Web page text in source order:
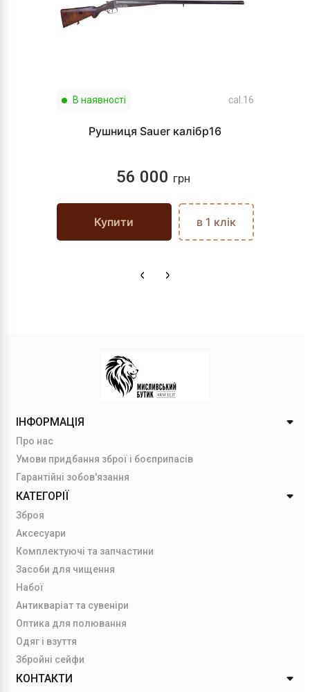
В наявності cal.16
Рушниця Sauer калібр16
56 000 грн
Купити в 1 клік
ІНФОРМАЦІЯ
Про нас
Умови придбання зброї і боєприпасів
Гарантійні зобов'язання
КАТЕГОРІЇ
Зброя
Аксесуари
Комплектуючі та запчастини
Засоби для чищення
Набої
Антикваріат та сувеніри
Оптика для полювання
Одяг і взуття
Збройні сейфи
КОНТАКТИ